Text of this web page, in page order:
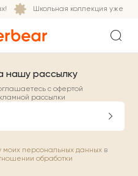
Школьная коллекция уже на
нашу рассылку
с офертой
рассылки
моих персональных данных в
обработки